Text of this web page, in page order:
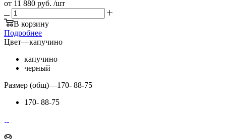
от 11 880 руб. /шт
В корзину
Подробнее
Цвет—капучино
капучино
черный
Размер (общ)—170- 88-75
170- 88-75